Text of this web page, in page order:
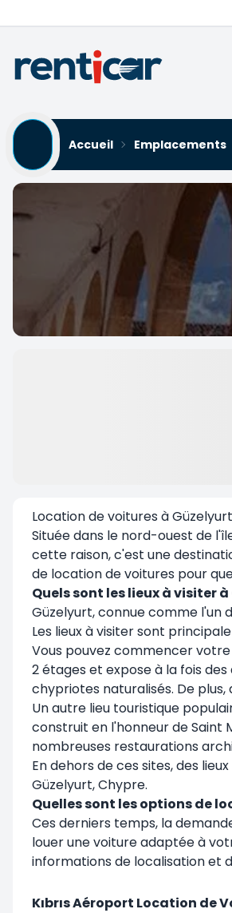
Accueil Emplacements
Location de voitures à
Située dans le nord-ouest de
cette raison, c'est une
de location de voitures pour
Quels sont les lieux à visiter
Güzelyurt, connue comme l'un
Les lieux à visiter sont
Vous pouvez commencer
2 étages et expose à la fois
chypriotes naturalisés. De
Un autre lieu touristique
construit en l'honneur de Saint
nombreuses restaurations
En dehors de ces sites, des
Güzelyurt, Chypre.
Quelles sont les options de
Ces derniers temps, la
louer une voiture adaptée à
informations de localisation et
Kıbrıs Aéroport Location de